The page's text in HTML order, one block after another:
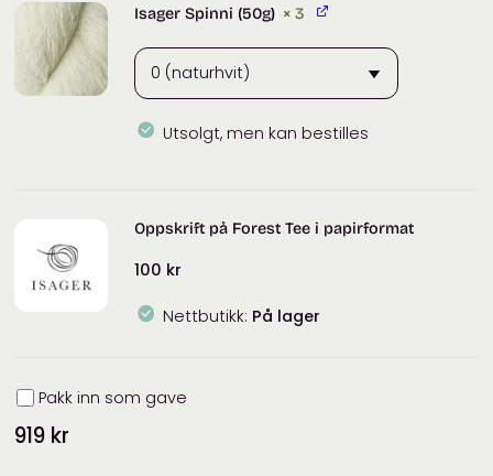
antall
Isager Spinni (50g) × 3
Utsolgt, men kan bestilles
(50g)
antall
Oppskrift på Forest Tee i papirformat
100 kr
Nettbutikk: På lager
Innpakning
Pakk inn som gave
919 kr